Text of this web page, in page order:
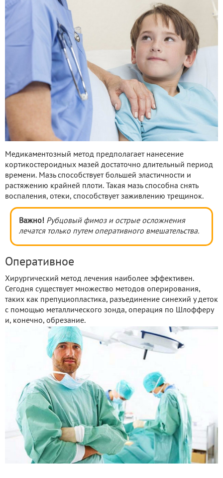
Медикаментозный метод предполагает нанесение
кортикостероидных мазей достаточно длительный период
времени. Мазь способствует большей эластичности и
растяжению крайней плоти. Такая мазь способна снять
воспаления, отеки, способствует заживлению трещинок.
Важно! Рубцовый фимоз и острые осложнения
лечатся только путем оперативного вмешательства.
Оперативное
Хирургический метод лечения наиболее эффективен.
Сегодня существует множество методов оперирования,
таких как препуциопластика, разъединение синехий у деток
с помощью металлического зонда, операция по Шлофферу
и, конечно, обрезание.